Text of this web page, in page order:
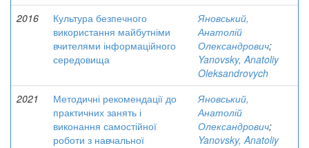
2016
Культура безпечного
використання майбутніми
вчителями інформаційного
середовища
Яновський,
Анатолій
Олександрович;
Yanovsky, Anatoliy
Oleksandrovych
2021
Методичні рекомендації до
практичних занять і
виконання самостійної
роботи з навчальної
Яновський,
Анатолій
Олександрович;
Yanovsky, Anatoliy